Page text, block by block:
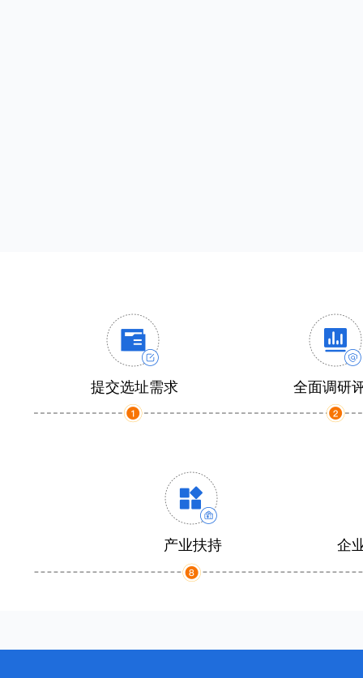
提交选址需求 全面调研
产业扶持 企